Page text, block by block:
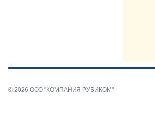
© 2026 ООО "КОМПАНИЯ РУБИКОМ"